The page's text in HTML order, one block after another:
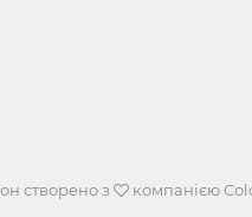
створено з компанією